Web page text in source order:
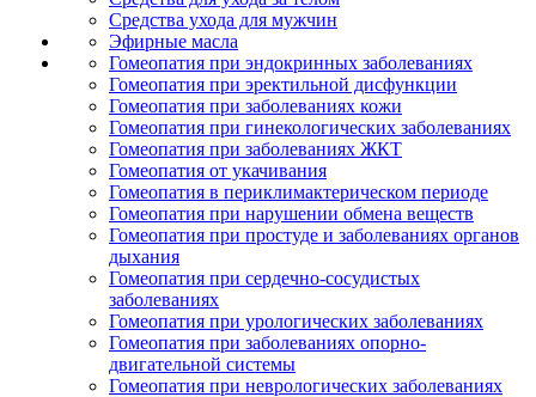
Средства ухода для мужчин
Эфирные масла
Гомеопатия при эндокринных заболеваниях
Гомеопатия при эректильной дисфункции
Гомеопатия при заболеваниях кожи
Гомеопатия при гинекологических заболеваниях
Гомеопатия при заболеваниях ЖКТ
Гомеопатия от укачивания
Гомеопатия в периклимактерическом периоде
Гомеопатия при нарушении обмена веществ
Гомеопатия при простуде и заболеваниях органов
дыхания
Гомеопатия при сердечно-сосудистых
заболеваниях
Гомеопатия при урологических заболеваниях
Гомеопатия при заболеваниях опорно-
двигательной системы
Гомеопатия при неврологических заболеваниях